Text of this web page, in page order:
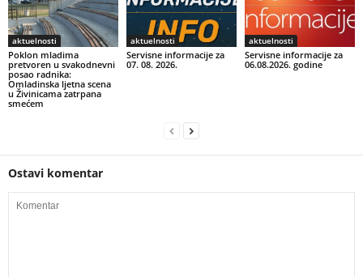
aktuelnosti
Poklon mladima
pretvoren u svakodnevni
posao radnika:
Omladinska ljetna scena
u Živinicama zatrpana
smećem
aktuelnosti
Servisne informacije za
07. 08. 2026.
aktuelnosti
Servisne informacije za
06.08.2026. godine
Ostavi komentar